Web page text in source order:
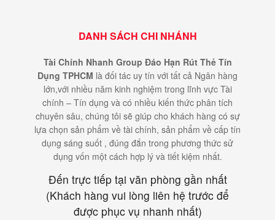
DANH SÁCH CHI NHÁNH
Tài Chính Nhanh Group Đáo Hạn Rút Thẻ Tín
Dụng TPHCM là đối tác uy tín với tất cả Ngân hàng
lớn,với nhiều năm kinh nghiệm trong lĩnh vực Tài
chính – Tín dụng và có nhiều kiến thức phân tích
chuyên sâu, chúng tôi sẽ giúp cho khách hàng có sự
lựa chọn sản phẩm về tài chính, sản phẩm về cấp tín
dụng sáng suốt , đúng đắn trong phương thức sử
dụng vốn một cách hợp lý và tiết kiệm nhất.
Đến trực tiếp tại văn phòng gần nhất
(Khách hàng vui lòng liên hệ trước để
được phục vụ nhanh nhất)